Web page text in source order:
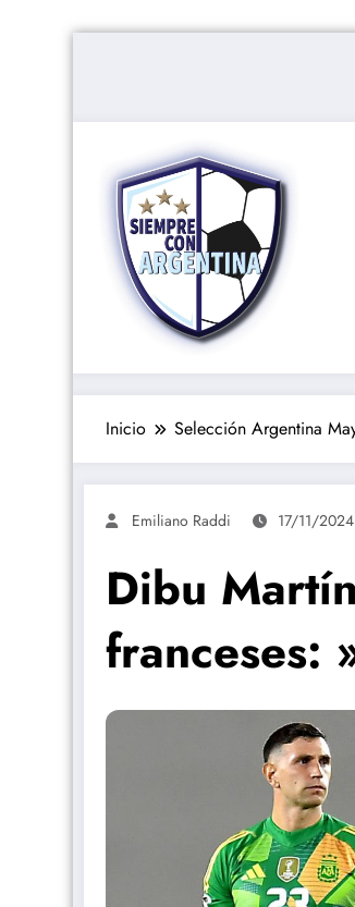
Inicio Selección Argentina
Emiliano Raddi 17/11/2024
Dibu
franceses: